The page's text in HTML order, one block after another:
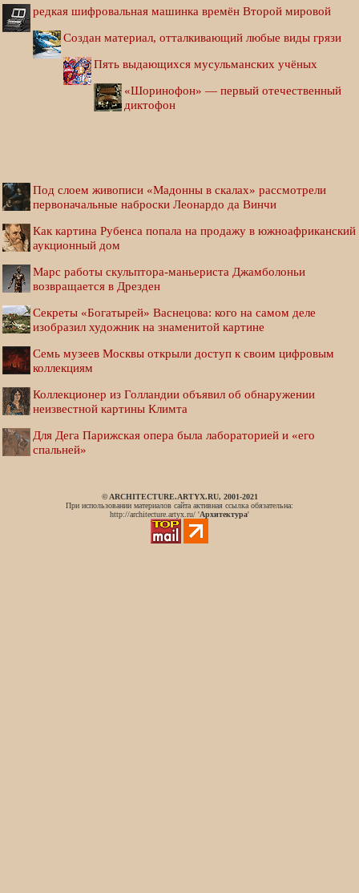
редкая шифровальная машинка времён Второй мировой
Создан материал, отталкивающий любые виды грязи
Пять выдающихся мусульманских учёных
«Шоринофон» — первый отечественный
диктофон
Под слоем живописи «Мадонны в скалах» рассмотрели
первоначальные наброски Леонардо да Винчи
Как картина Рубенса попала на продажу в южноафриканский
аукционный дом
Марс работы скульптора-маньериста Джамболоньи
возвращается в Дрезден
Секреты «Богатырей» Васнецова: кого на самом деле
изобразил художник на знаменитой картине
Семь музеев Москвы открыли доступ к своим цифровым
коллекциям
Коллекционер из Голландии объявил об обнаружении
неизвестной картины Климта
Для Дега Парижская опера была лабораторией и «его
спальней»
© ARCHITECTURE.ARTYX.RU, 2001-2021
При использовании материалов сайта активная ссылка обязательна:
http://architecture.artyx.ru/ 'Архитектура'